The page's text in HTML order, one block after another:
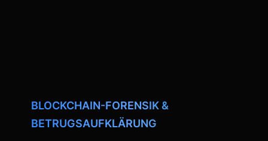
BLOCKCHAIN-FORENSIK &
BETRUGSAUFKLÄRUNG